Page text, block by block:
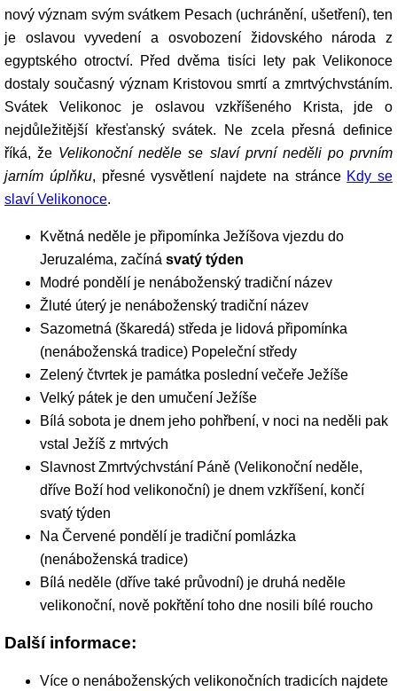
nový význam svým svátkem Pesach (uchránění, ušetření), ten
je oslavou vyvedení a osvobození židovského národa z
egyptského otroctví. Před dvěma tisíci lety pak Velikonoce
dostaly současný význam Kristovou smrtí a zmrtvýchvstáním.
Svátek Velikonoc je oslavou vzkříšeného Krista, jde o
nejdůležitější křesťanský svátek. Ne zcela přesná definice
říká, že Velikonoční neděle se slaví první neděli po prvním
jarním úplňku, přesné vysvětlení najdete na stránce Kdy se
slaví Velikonoce.
Květná neděle je připomínka Ježíšova vjezdu do
Jeruzaléma, začíná svatý týden
Modré pondělí je nenáboženský tradiční název
Žluté úterý je nenáboženský tradiční název
Sazometná (škaredá) středa je lidová připomínka
(nenáboženská tradice) Popeleční středy
Zelený čtvrtek je památka poslední večeře Ježíše
Velký pátek je den umučení Ježíše
Bílá sobota je dnem jeho pohřbení, v noci na neděli pak
vstal Ježíš z mrtvých
Slavnost Zmrtvýchvstání Páně (Velikonoční neděle,
dříve Boží hod velikonoční) je dnem vzkříšení, končí
svatý týden
Na Červené pondělí je tradiční pomlázka
(nenáboženská tradice)
Bílá neděle (dříve také průvodní) je druhá neděle
velikonoční, nově pokřtění toho dne nosili bílé roucho
Další informace:
Více o nenáboženských velikonočních tradicích najdete